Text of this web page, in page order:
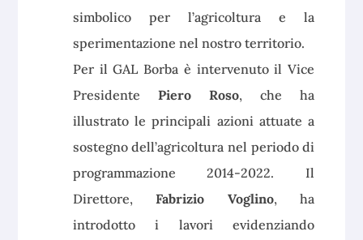
simbolico per l’agricoltura e la
sperimentazione nel nostro territorio.
Per il GAL Borba è intervenuto il Vice
Presidente Piero Roso, che ha
illustrato le principali azioni attuate a
sostegno dell’agricoltura nel periodo di
programmazione 2014-2022. Il
Direttore,Fabrizio Voglino, ha
introdotto i lavori evidenziando